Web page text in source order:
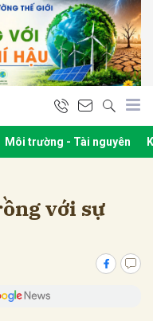
Môi trường - Tài nguyên
với sự